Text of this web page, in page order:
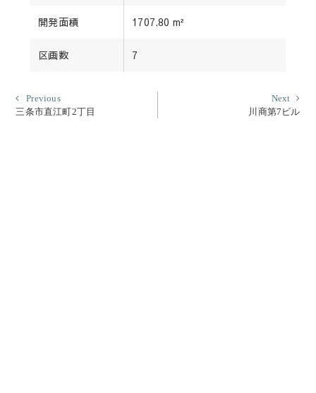
開発面積 1707.80 m²
区画数 7
投
稿
PreviousPrevious
post:
三条市直江町2丁目
Next
川商第7ビル